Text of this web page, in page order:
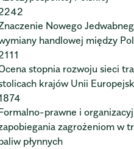
Nowego
handlowej między
stopnia rozwoju sieci
krajów Unii
prawne i
zagrożeniom w
płynnych